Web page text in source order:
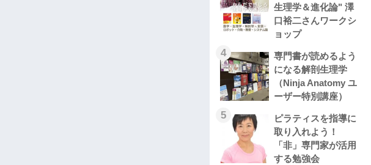
生理学＆進化論" 澤
口裕二さんワークシ
ョップ
4
専門書が読めるよう
になる解剖生理学
（Ninja Anatomy ユ
ーザー特別講座）
5
ピラティスを指導に
取り入れよう！
「非」専門家が活用
する勉強会